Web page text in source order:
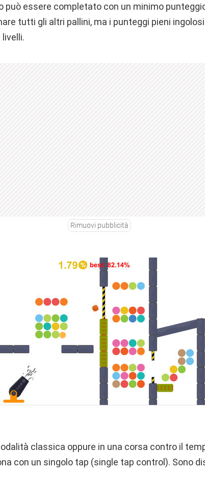
può essere completato con un minimo
tutti gli altri pallini, ma i punteggi pieni
Rimuovi pubblicità
classica oppure in una corsa contro il
con un singolo tap (single tap control). Sono